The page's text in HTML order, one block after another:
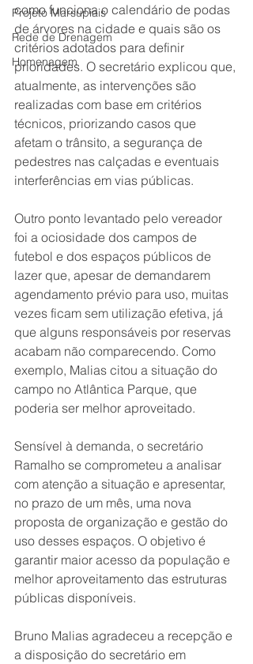
Projeto Marsupiais
Rede de Drenagem
Homenagem
como funciona o calendário de podas
de árvores na cidade e quais são os
critérios adotados para definir
prioridades. O secretário explicou que,
atualmente, as intervenções são
realizadas com base em critérios
técnicos, priorizando casos que
afetam o trânsito, a segurança de
pedestres nas calçadas e eventuais
interferências em vias públicas.
Outro ponto levantado pelo vereador
foi a ociosidade dos campos de
futebol e dos espaços públicos de
lazer que, apesar de demandarem
agendamento prévio para uso, muitas
vezes ficam sem utilização efetiva, já
que alguns responsáveis por reservas
acabam não comparecendo. Como
exemplo, Malias citou a situação do
campo no Atlântica Parque, que
poderia ser melhor aproveitado.
Sensível à demanda, o secretário
Ramalho se comprometeu a analisar
com atenção a situação e apresentar,
no prazo de um mês, uma nova
proposta de organização e gestão do
uso desses espaços. O objetivo é
garantir maior acesso da população e
melhor aproveitamento das estruturas
públicas disponíveis.
Bruno Malias agradeceu a recepção e
a disposição do secretário em